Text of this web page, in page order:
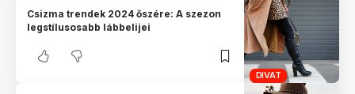
DIVAT
Csizma trendek 2024 őszére: A szezon
legstílusosabb lábbelijei